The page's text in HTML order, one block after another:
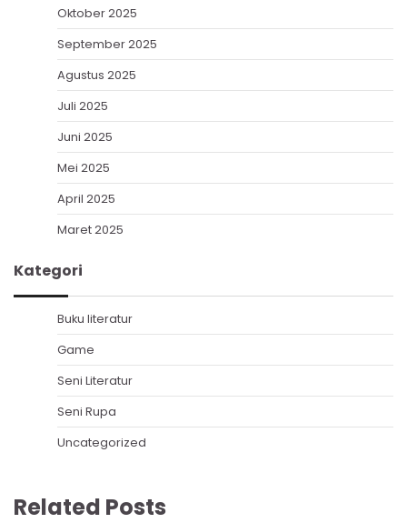
Oktober 2025
September 2025
Agustus 2025
Juli 2025
Juni 2025
Mei 2025
April 2025
Maret 2025
Kategori
Buku literatur
Game
Seni Literatur
Seni Rupa
Uncategorized
Related Posts